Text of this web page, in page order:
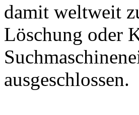
damit weltweit
Löschung oder
ausgeschlossen.